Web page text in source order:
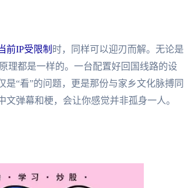
前IP受限制 时，同样可以迎刃而解。无论是
理都是一样的。一台配置好回国线路的设
“看”的问题，更是那份与家乡文化脉搏同
弹幕和梗，会让你感觉并非孤身一人。